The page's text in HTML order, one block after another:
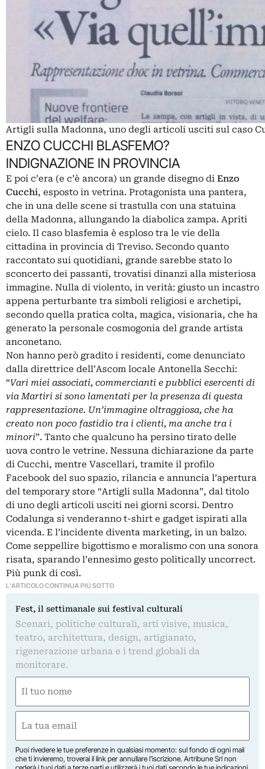
Artigli sulla Madonna, uno degli articoli usciti sul caso
ENZO CUCCHI BLASFEMO?
INDIGNAZIONE IN PROVINCIA
E poi c’era (e c’è ancora) un grande disegno di Enzo
Cucchi, esposto in vetrina. Protagonista una pantera,
che in una delle scene si trastulla con una statuina
della Madonna, allungando la diabolica zampa. Apriti
cielo. Il caso blasfemia è esploso tra le vie della
cittadina in provincia di Treviso. Secondo quanto
raccontato sui quotidiani, grande sarebbe stato lo
sconcerto dei passanti, trovatisi dinanzi alla misteriosa
immagine. Nulla di violento, in verità: giusto un incastro
appena perturbante tra simboli religiosi e archetipi,
secondo quella pratica colta, magica, visionaria, che ha
generato la personale cosmogonia del grande artista
anconetano.
Non hanno però gradito i residenti, come denunciato
dalla direttrice dell’Ascom locale Antonella Secchi:
“Vari miei associati, commercianti e pubblici esercenti di
via Martiri si sono lamentati per la presenza di questa
rappresentazione. Un’immagine oltraggiosa, che ha
creato non poco fastidio tra i clienti, ma anche tra i
minori”. Tanto che qualcuno ha persino tirato delle
uova contro le vetrine. Nessuna dichiarazione da parte
di Cucchi, mentre Vascellari, tramite il profilo
Facebook del suo spazio, rilancia e annuncia l’apertura
del temporary store “Artigli sulla Madonna”, dal titolo
di uno degli articoli usciti nei giorni scorsi. Dentro
Codalunga si venderanno t-shirt e gadget ispirati alla
vicenda. E l’incidente diventa marketing, in un balzo.
Come seppellire bigottismo e moralismo con una sonora
risata, sparando l’ennesimo gesto politically uncorrect.
Più punk di così.
L'ARTICOLO CONTINUA PIÙ SOTTO
Fest, il settimanale sui festival culturali
Scenari, politiche culturali, arti visive, musica,
teatro, architettura, design, artigianato,
rigenerazione urbana e i trend globali da
monitorare.
(Obbligatorio)
Nome
(Obbligatorio)
Puoi rivedere le tue preferenze in qualsiasi momento: sul fondo di ogni mail
che ti invieremo, troverai il link per annullare l’iscrizione. Artribune Srl non